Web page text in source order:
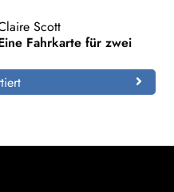
Scott
Fahrkarte für zwei